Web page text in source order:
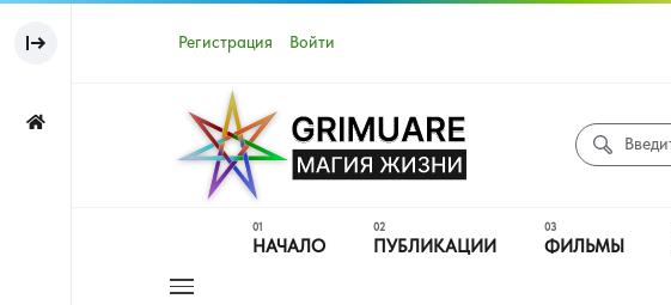
Регистрация Войти
НАЧАЛО ПУБЛИКАЦИИ ФИЛЬМЫ